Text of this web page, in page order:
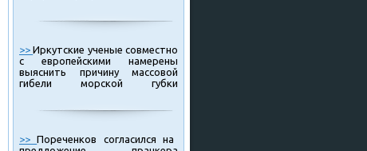
>>Иркутские ученые совместно
с европейскими намерены
выяснить причину массовой
гибели морской губки
>>Пореченков согласился на